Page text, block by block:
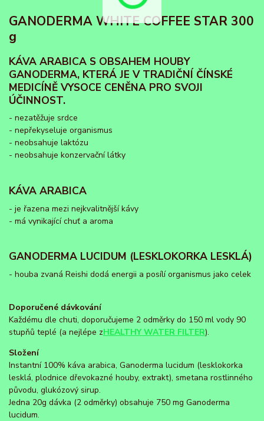
GANODERMA WHITE COFFEE STAR 300
g
KÁVA ARABICA S OBSAHEM HOUBY
GANODERMA, KTERÁ JE V TRADIČNÍ ČÍNSKÉ
MEDICÍNĚ VYSOCE CENĚNA PRO SVOJI
ÚČINNOST.
- nezatěžuje srdce
- nepřekyseluje organismus
- neobsahuje laktózu
- neobsahuje konzervační látky
KÁVA ARABICA
- je řazena mezi nejkvalitnější kávy
- má vynikající chuť a aroma
GANODERMA LUCIDUM (LESKLOKORKA LESKLÁ)
- houba zvaná Reishi dodá energii a posílí organismus jako celek
Doporučené dávkování
Každému dle chuti, doporučujeme 2 odměrky do 150 ml vody 90
stupňů teplé (a nejlépe zHEALTHY WATER FILTER).
Složení
Instantní 100% káva arabica, Ganoderma lucidum (lesklokorka
lesklá, plodnice dřevokazné houby, extrakt), smetana rostlinného
původu, glukózový sirup.
Jedna 20g dávka (2 odměrky) obsahuje 750 mg Ganoderma
lucidum.